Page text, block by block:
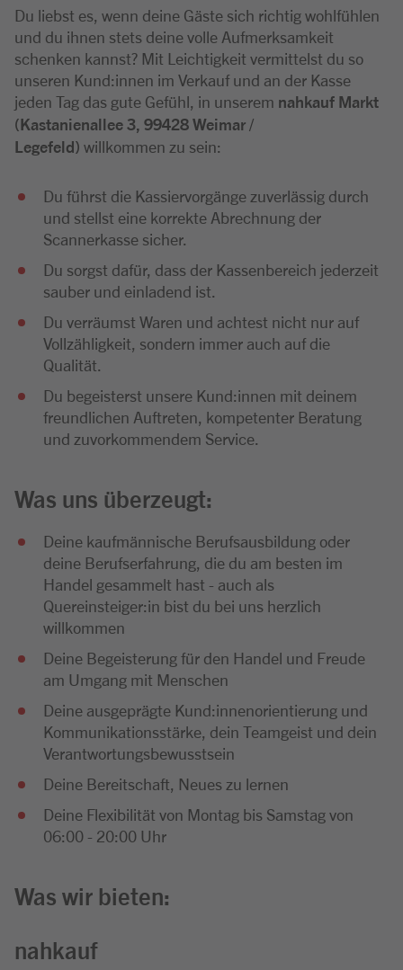
Du liebst es, wenn deine Gäste sich richtig wohlfühlen
und du ihnen stets deine volle Aufmerksamkeit
schenken kannst? Mit Leichtigkeit vermittelst du so
unseren Kund:innen im Verkauf und an der Kasse
jeden Tag das gute Gefühl, in unserem nahkauf Markt
(Kastanienallee 3, 99428 Weimar /
Legefeld) willkommen zu sein:
Du führst die Kassiervorgänge zuverlässig durch
und stellst eine korrekte Abrechnung der
Scannerkasse sicher.
Du sorgst dafür, dass der Kassenbereich jederzeit
sauber und einladend ist.
Du verräumst Waren und achtest nicht nur auf
Vollzähligkeit, sondern immer auch auf die
Qualität.
Du begeisterst unsere Kund:innen mit deinem
freundlichen Auftreten, kompetenter Beratung
und zuvorkommendem Service.
Was uns überzeugt:
Deine kaufmännische Berufsausbildung oder
deine Berufserfahrung, die du am besten im
Handel gesammelt hast - auch als
Quereinsteiger:in bist du bei uns herzlich
willkommen
Deine Begeisterung für den Handel und Freude
am Umgang mit Menschen
Deine ausgeprägte Kund:innenorientierung und
Kommunikationsstärke, dein Teamgeist und dein
Verantwortungsbewusstsein
Deine Bereitschaft, Neues zu lernen
Deine Flexibilität von Montag bis Samstag von
06:00 - 20:00 Uhr
Was wir bieten:
nahkauf